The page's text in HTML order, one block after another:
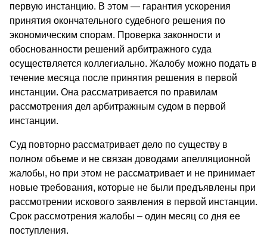
первую инстанцию. В этом — гарантия ускорения
принятия окончательного судебного решения по
экономическим спорам. Проверка законности и
обоснованности решений арбитражного суда
осуществляется коллегиально. Жалобу можно подать в
течение месяца после принятия решения в первой
инстанции. Она рассматривается по правилам
рассмотрения дел арбитражным судом в первой
инстанции.
Суд повторно рассматривает дело по существу в
полном объеме и не связан доводами апелляционной
жалобы, но при этом не рассматривает и не принимает
новые требования, которые не были предъявлены при
рассмотрении искового заявления в первой инстанции.
Срок рассмотрения жалобы – один месяц со дня ее
поступления.